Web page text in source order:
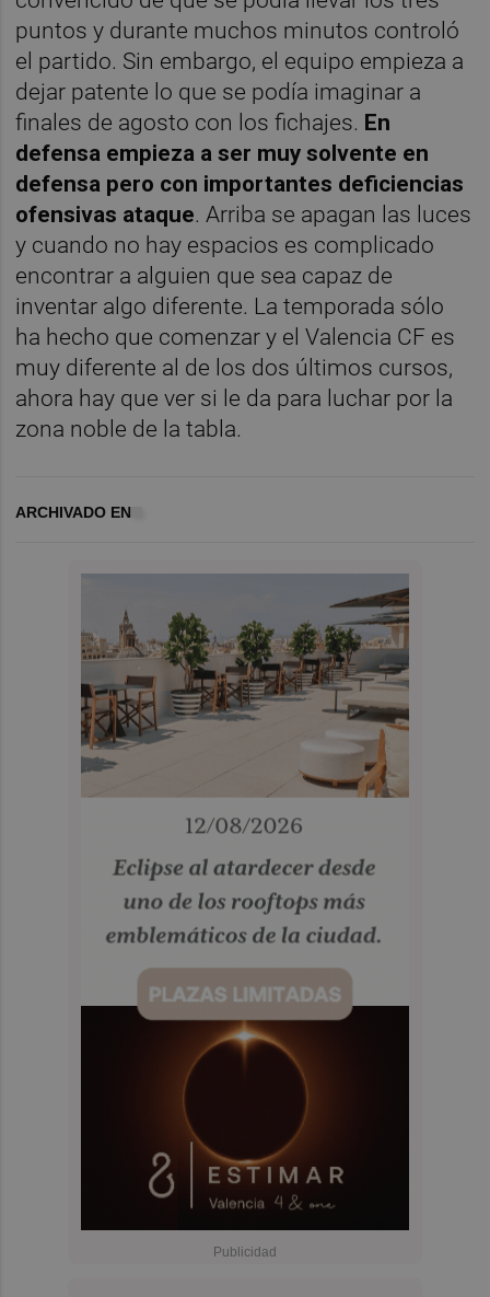
puntos y durante muchos minutos controló
el partido. Sin embargo, el equipo empieza a
dejar patente lo que se podía imaginar a
finales de agosto con los fichajes. En
defensa empieza a ser muy solvente en
defensa pero con importantes deficiencias
ofensivas ataque. Arriba se apagan las luces
y cuando no hay espacios es complicado
encontrar a alguien que sea capaz de
inventar algo diferente. La temporada sólo
ha hecho que comenzar y el Valencia CF es
muy diferente al de los dos últimos cursos,
ahora hay que ver si le da para luchar por la
zona noble de la tabla.
ARCHIVADO EN